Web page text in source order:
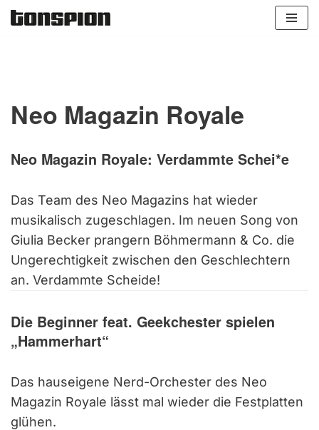
Neo Magazin Royale
Neo Magazin Royale: Verdammte Schei*e
Das Team des Neo Magazins hat wieder
musikalisch zugeschlagen. Im neuen Song von
Giulia Becker prangern Böhmermann & Co. die
Ungerechtigkeit zwischen den Geschlechtern
an. Verdammte Scheide!
Die Beginner feat. Geekchester spielen
„Hammerhart“
Das hauseigene Nerd-Orchester des Neo
Magazin Royale lässt mal wieder die Festplatten
glühen.